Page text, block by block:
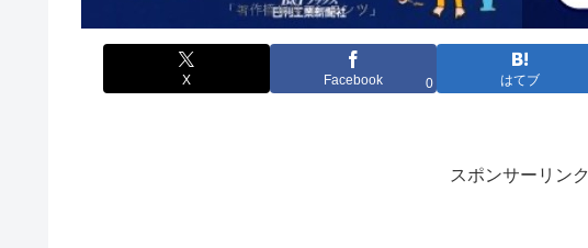
X Facebook 0 はてブ
スポンサーリンク